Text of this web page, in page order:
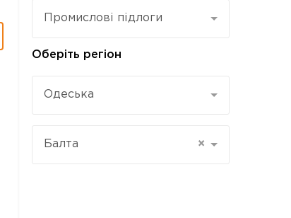
Промислові підлоги
Оберіть регіон
Одеська
×
Балта